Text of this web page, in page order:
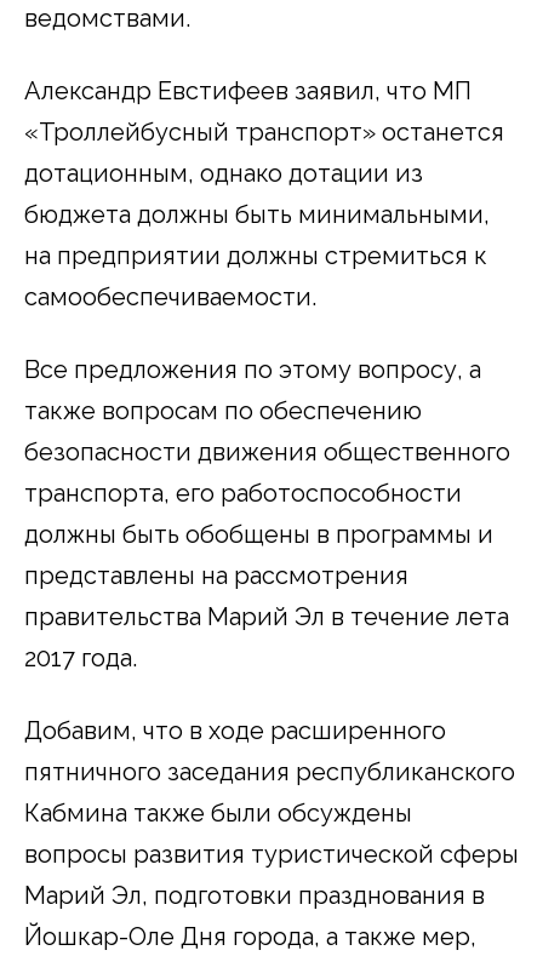
ведомствами.
Александр Евстифеев заявил, что МП
«Троллейбусный транспорт» останется
дотационным, однако дотации из
бюджета должны быть минимальными,
на предприятии должны стремиться к
самообеспечиваемости.
Все предложения по этому вопросу, а
также вопросам по обеспечению
безопасности движения общественного
транспорта, его работоспособности
должны быть обобщены в программы и
представлены на рассмотрения
правительства Марий Эл в течение лета
2017 года.
Добавим, что в ходе расширенного
пятничного заседания республиканского
Кабмина также были обсуждены
вопросы развития туристической сферы
Марий Эл, подготовки празднования в
Йошкар-Оле Дня города, а также мер,